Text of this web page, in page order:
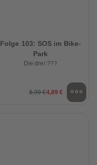
Folge 103: SOS im Bike-
Park
Die drei ???
6,99 €4,89 €